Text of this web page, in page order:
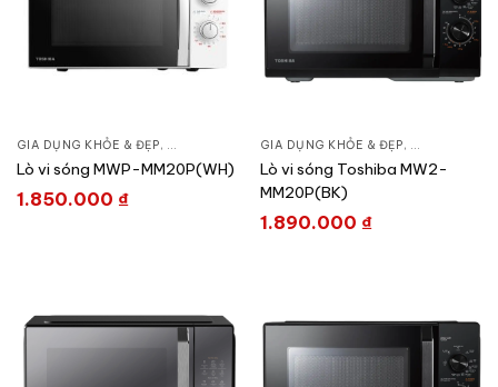
GIA DỤNG KHỎE & ĐẸP, BẾP TIỆN NGHI ,LÒ VI SÓNG
Lò vi sóng MWP-MM20P(WH)
1.850.000 ₫
GIA DỤNG KHỎE & ĐẸP, BẾP TIỆN
Lò vi sóng Toshiba MW2-
MM20P(BK)
1.890.000 ₫